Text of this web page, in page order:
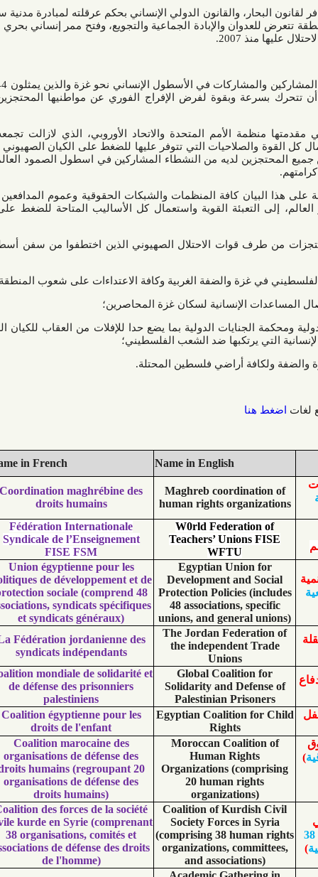
والقانون الدولي الإنساني بحكم عرقلته لمبادرة مدنية سلمية تتوخى
والإبادة الجماعية والتجويع، وفتح ممر إنساني بحري نحوها، ورفع
إن الاحتجاز الذي تعرض له مئات المشاركين والمشاركات في الأسطول الإنساني نحو غزة والذين يمثلون 44 بلدا يفرض
وبقوة لفرض الإفراج الفوري عن مواطنيها المحتجزين من طرف
الأمم المتحدة والاتحاد الأوروبي، الذي لازالت تجمعه مع الكيان
التي تتوفر عليها للضغط على الكيان الصهيوني للإفراج، في
لديه من النشطاء المشاركين في اسطول الصمود العالمي، وضمان
كافة المنظمات والشبكات الحقوقية وعموم المدافعين والمدافعات
القوية واستعمال كل الأساليب المتاحة للضغط على الحكومات
قوات الاحتلال الصهيوني الذين اختطفوا من سفن أسطول الصمود
والضفة الغربية وكافة الاعتداءات على شعوب المنطقة؛
الإنسانية لسكان غزة المحاصرين؛
الدولية بما يضع حدا للإفلات من العقاب للكيان الصهيوني من
يرتكبها ضد الشعب الفلسطيني؛
أراضي فلسطين المحتلة.
Name in English
Name in French
No.
Maghreb
human rights
Coordination maghrébine des
droits humains
W0rld
Teachers’ Unions
Fédération Internationale
Syndicale de l’Enseignement
Egyptian Union
Development and
Protection Policies
48 associations,
unions, and general
Union égyptienne pour les
politiques de développement et de
protection sociale (comprend 48
associations, syndicats spécifiques
et syndicats généraux)
The Jordan
the independent
La Fédération jordanienne des
syndicats indépendants
Global
Solidarity and
Palestinian
Coalition mondiale de solidarité et
de défense des prisonniers
Egyptian Coalition
Coalition égyptienne pour les
droits de l'enfant
Moroccan
Human
Organizations
20 human
organizations)
Coalition marocaine des
organisations de défense des
droits humains (regroupant 20
organisations de défense des
droits humains)
Coalition of
Society Forces in
(comprising 38
organizations,
and
Coalition des forces de la société
civile kurde en Syrie (comprenant
38 organisations, comités et
associations de défense des droits